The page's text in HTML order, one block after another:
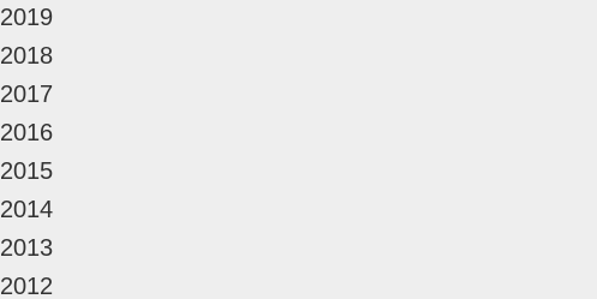
2019
2018
2017
2016
2015
2014
2013
2012